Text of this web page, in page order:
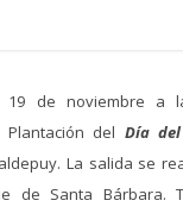
19 de noviembre a
Plantación del Día
La salida se
de Santa Bárbara.